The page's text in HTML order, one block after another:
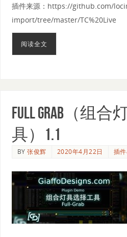
插件来源：https://github.com/
import/tree/master/TC%20Live
阅读全文
Full Grab（组合
具）1.1
BY张俊辉 2020年4月22日 插